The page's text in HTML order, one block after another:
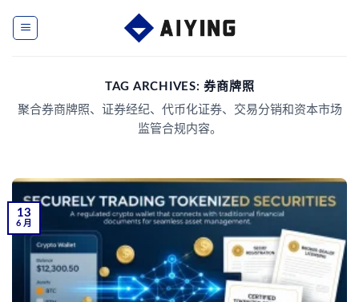
TAG ARCHIVES:券商牌照
聚合券商牌照、证券经纪、代币化证券、交易分销和资本市场
监管合规内容。
13
6 月